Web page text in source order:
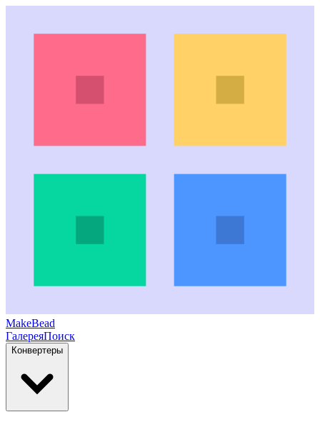
MakeBead
ГалереяПоиск
Конвертеры